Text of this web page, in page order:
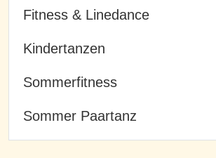
Fitness & Linedance
Kindertanzen
Sommerfitness
Sommer Paartanz